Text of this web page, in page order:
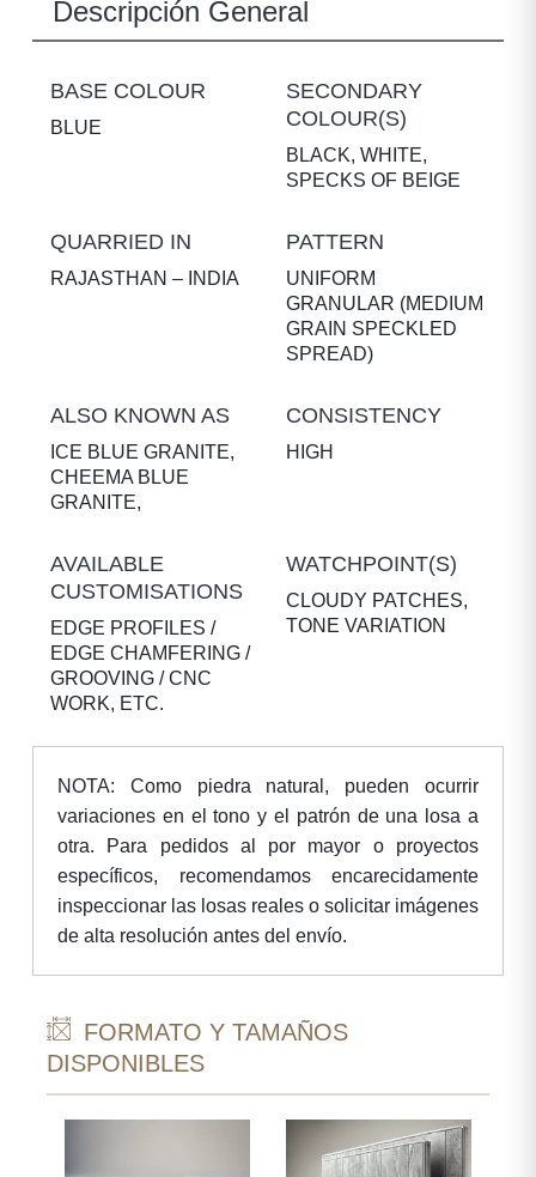
Descripción General
BASE COLOUR
BLUE
SECONDARY
COLOUR(S)
BLACK, WHITE,
SPECKS OF BEIGE
QUARRIED IN
RAJASTHAN – INDIA
PATTERN
UNIFORM
GRANULAR (MEDIUM
GRAIN SPECKLED
SPREAD)
ALSO KNOWN AS
ICE BLUE GRANITE,
CHEEMA BLUE
GRANITE,
CONSISTENCY
HIGH
AVAILABLE
CUSTOMISATIONS
EDGE PROFILES /
EDGE CHAMFERING /
GROOVING / CNC
WORK, ETC.
WATCHPOINT(S)
CLOUDY PATCHES,
TONE VARIATION
NOTA: Como piedra natural, pueden ocurrir
variaciones en el tono y el patrón de una losa a
otra. Para pedidos al por mayor o proyectos
específicos, recomendamos encarecidamente
inspeccionar las losas reales o solicitar imágenes
de alta resolución antes del envío.
FORMATO Y TAMAÑOS
DISPONIBLES